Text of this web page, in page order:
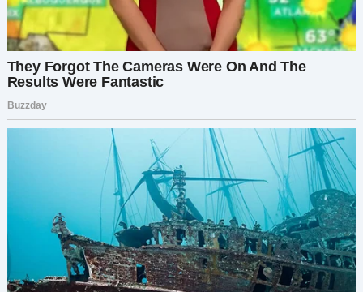
— Как ты это устроила? — спросила я. — Врачи,
рецепты…
Она призналась. Врач? Она платила ему, чтобы
препараты? Она возвращала их в аптеку и
принимала поддельные таблетки дома.
— Я больше не могу, мама, — хрипло сказала я. —
Её глаза расширились:
— Что ты имеешь в виду?